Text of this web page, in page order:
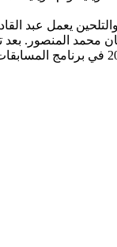
شارك عبد القادر سنة